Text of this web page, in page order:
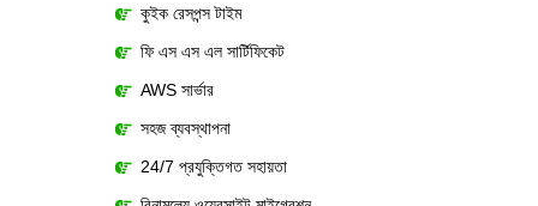
কুইক রেসপন্স টাইম
ফি এস এস এল সার্টিফিকেট
AWS সার্ভার
সহজ ব্যবস্থাপনা
24/7 প্রযুক্তিগত সহায়তা